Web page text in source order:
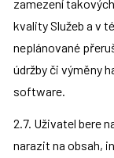
zamezení
kvality Služeb a v
neplánované
údržby či výměny
software.
2.7. Uživatel bere
narazit na obsah,